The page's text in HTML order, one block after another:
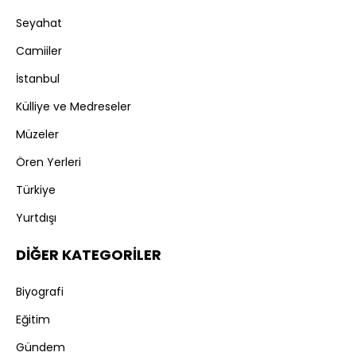
Seyahat
Camiiler
İstanbul
Külliye ve Medreseler
Müzeler
Ören Yerleri
Türkiye
Yurtdışı
DİĞER KATEGORİLER
Biyografi
Eğitim
Gündem